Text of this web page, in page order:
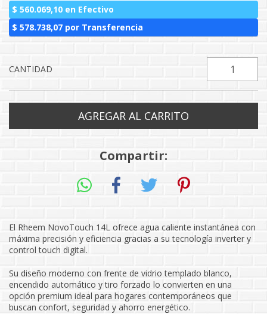
CANTIDAD
Compartir:
El Rheem NovoTouch 14L ofrece agua caliente instantánea con
máxima precisión y eficiencia gracias a su tecnología inverter y
control touch digital.
Su diseño moderno con frente de vidrio templado blanco,
encendido automático y tiro forzado lo convierten en una
opción premium ideal para hogares contemporáneos que
buscan confort, seguridad y ahorro energético.